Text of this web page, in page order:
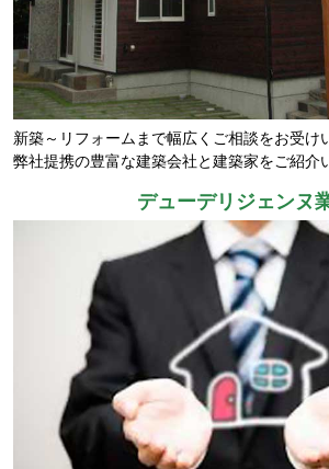
新築～リフォームまで幅広くご相談をお受け
弊社提携の豊富な建築会社と建築家をご紹介
デューデリジェンヌ